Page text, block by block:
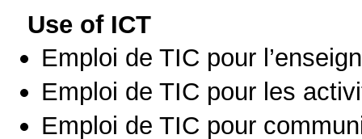
Use of ICT
Emploi de TIC pour
Emploi de TIC pour les
Emploi de TIC pour